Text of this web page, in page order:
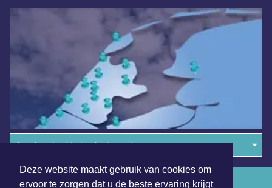
Deze website maakt gebruik van cookies om
ervoor te zorgen dat u de beste ervaring krijgt
Overige dagbladen in de regio
Algemene voorwaarden